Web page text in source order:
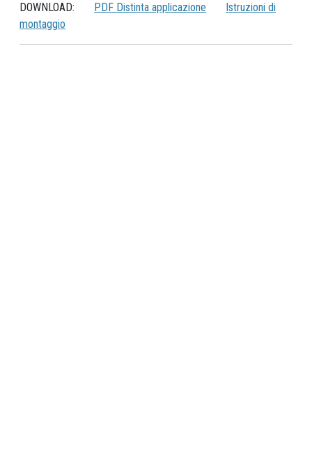
DOWNLOAD: PDF Distinta applicazione
Istruzioni di
montaggio